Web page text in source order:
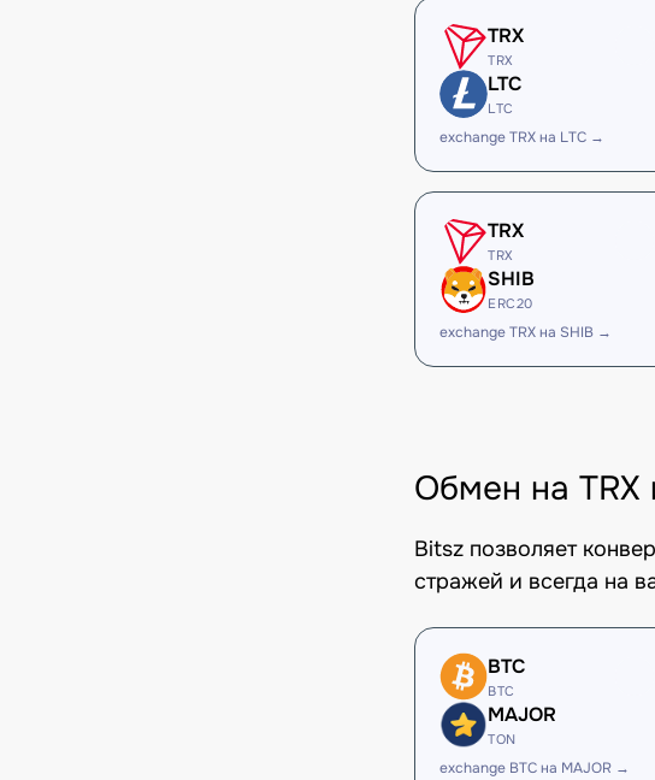
TRX
TRX
LTC
LTC
exchange TRX на LTC →
TRX
TRX
SHIB
ERC20
exchange TRX на SHIB →
Обмен на TRX
Bitsz позволяет
стражей и всегда на
BTC
BTC
MAJOR
TON
exchange BTC на MAJOR →